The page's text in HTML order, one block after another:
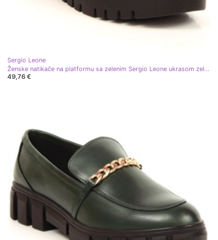
Sergio Leone
Ženske natikače na platformu sa zelenim Sergio Leone ukrasom zelena
49,76 €